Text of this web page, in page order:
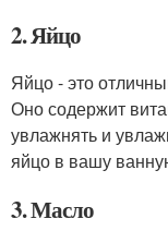
2. Яйцо
Яйцо - это
Оно содержит
увлажнять и
яйцо в вашу
3. Масло